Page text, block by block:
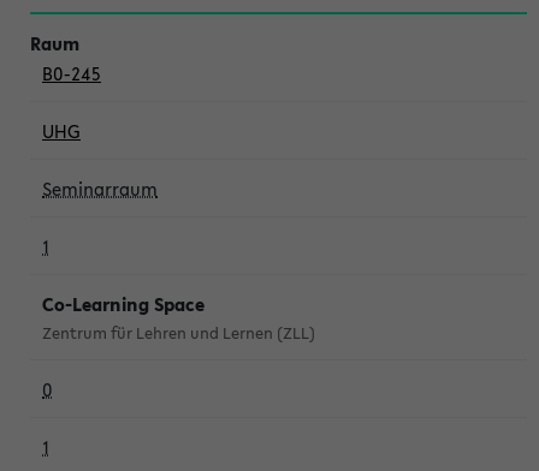
B0-245
UHG
Seminarraum
1
Co-Learning Space
Zentrum für Lehren und Lernen (ZLL)
0
1